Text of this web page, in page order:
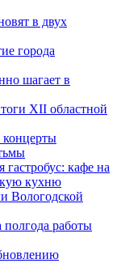
в двух
города
шагает в
XII областной
кафе на
кухню
Вологодской
работы